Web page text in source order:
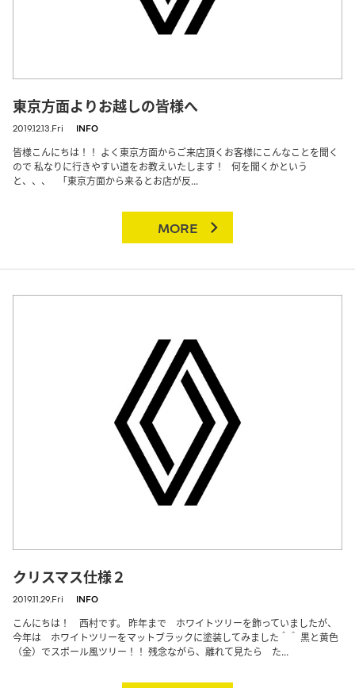
東京方面よりお越しの皆様へ
2019.12.13.Fri INFO
皆様こんにちは！！ よく東京方面からご来店頂くお客様にこんなことを聞く
ので 私なりに行きやすい道をお教えいたします！ 何を聞くかという
と、、、 「東京方面から来るとお店が反...
MORE
クリスマス仕様２
2019.11.29.Fri INFO
こんにちは！ 西村です。 昨年まで ホワイトツリーを飾っていましたが、
今年は ホワイトツリーをマットブラックに塗装してみました＾＾ 黒と黄色
（金）でスポール風ツリー！！ 残念ながら、離れて見たら た...